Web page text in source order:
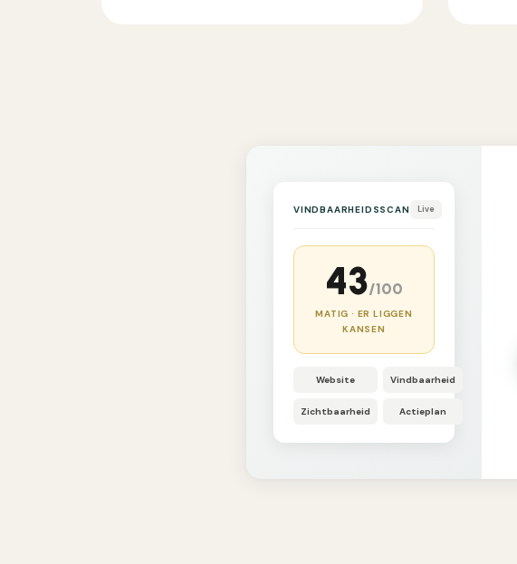
VINDBAARHEIDSSCAN Live
43/100
MATIG · ER LIGGEN
KANSEN
Website Vindbaarheid
Zichtbaarheid Actieplan